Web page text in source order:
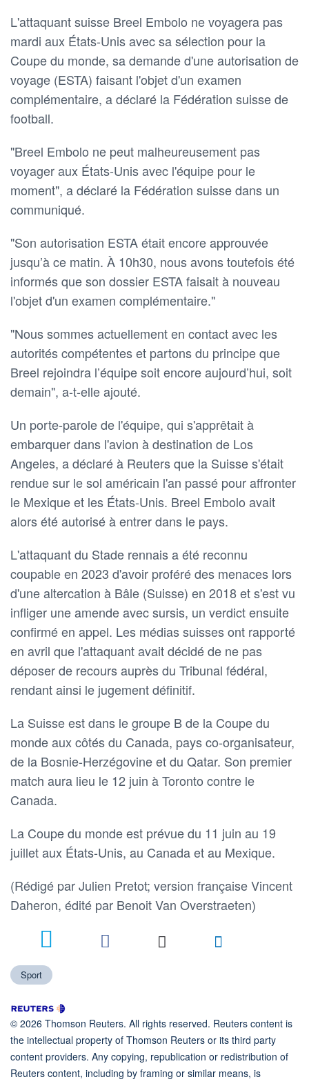
L'attaquant suisse ‌Breel Embolo ne voyagera pas
mardi aux États-Unis avec sa sélection ​pour la
Coupe du monde, sa demande d'une autorisation de
voyage (ESTA) faisant l'objet d'un examen
complémentaire, a déclaré la Fédération suisse de
football.
"Breel Embolo ne ​peut malheureusement pas
voyager aux États-Unis avec l'équipe pour le
moment", a déclaré la Fédération ​suisse dans un
communiqué.
"Son autorisation ESTA ⁠était encore approuvée
jusqu’à ce matin. À 10h30, nous avons toutefois ‌été
informés que son dossier ESTA faisait à nouveau
l'objet d'un examen complémentaire."
"Nous sommes actuellement en contact avec les ​
autorités compétentes et partons ‌du principe que
Breel rejoindra l’équipe soit encore aujourd’hui, ⁠soit
demain", a-t-elle ajouté.
Un porte-parole de l'équipe, qui s'apprêtait à
embarquer dans l'avion à destination de Los
Angeles, a déclaré à Reuters que la ⁠Suisse s'était
rendue ‌sur le sol américain l'an passé pour affronter
le Mexique ⁠et les États-Unis. Breel Embolo avait
alors été autorisé à entrer ‌dans le pays.
L'attaquant du Stade rennais a été reconnu
⁠coupable en 2023 d'avoir proféré des menaces lors
d'une altercation ⁠à Bâle (Suisse) en ‌2018 et s'est vu
infliger une amende avec sursis, un verdict ensuite ​
confirmé en appel. Les médias suisses ‌ont rapporté
en avril que l'attaquant avait décidé de ne pas
déposer de recours auprès ​du Tribunal fédéral,
rendant ainsi le jugement définitif.
La Suisse est dans le groupe B de la Coupe du
monde aux côtés ⁠du Canada, pays co-organisateur,
de la Bosnie-Herzégovine et du Qatar. Son premier
match aura lieu le 12 juin à Toronto contre le
Canada.
La Coupe du monde est prévue du 11 juin au 19
juillet aux États-Unis, au Canada et au Mexique.
(Rédigé par Julien Pretot; version française Vincent
Daheron, édité ​par Benoit Van Overstraeten)
Sport
© 2026 Thomson Reuters. All rights reserved. Reuters content is
the intellectual property of Thomson Reuters or its third party
content providers. Any copying, republication or redistribution of
Reuters content, including by framing or similar means, is